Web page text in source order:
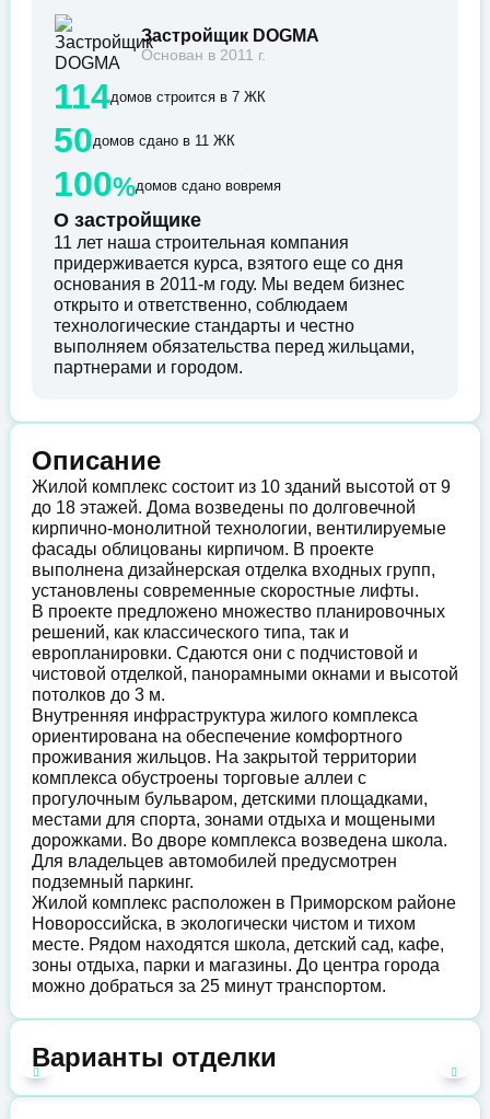
Застройщик DOGMA
Основан в 2011 г.
114домов строится в 7 ЖК
50домов сдано в 11 ЖК
100%домов сдано вовремя
О застройщике
11 лет наша строительная компания
придерживается курса, взятого еще со дня
основания в 2011-м году. Мы ведем бизнес
открыто и ответственно, соблюдаем
технологические стандарты и честно
выполняем обязательства перед жильцами,
партнерами и городом.
Описание
Жилой комплекс состоит из 10 зданий высотой от 9
до 18 этажей. Дома возведены по долговечной
кирпично-монолитной технологии, вентилируемые
фасады облицованы кирпичом. В проекте
выполнена дизайнерская отделка входных групп,
установлены современные скоростные лифты.
В проекте предложено множество планировочных
решений, как классического типа, так и
европланировки. Сдаются они с подчистовой и
чистовой отделкой, панорамными окнами и высотой
потолков до 3 м.
Внутренняя инфраструктура жилого комплекса
ориентирована на обеспечение комфортного
проживания жильцов. На закрытой территории
комплекса обустроены торговые аллеи с
прогулочным бульваром, детскими площадками,
местами для спорта, зонами отдыха и мощеными
дорожками. Во дворе комплекса возведена школа.
Для владельцев автомобилей предусмотрен
подземный паркинг.
Жилой комплекс расположен в Приморском районе
Новороссийска, в экологически чистом и тихом
месте. Рядом находятся школа, детский сад, кафе,
зоны отдыха, парки и магазины. До центра города
можно добраться за 25 минут транспортом.
Варианты отделки